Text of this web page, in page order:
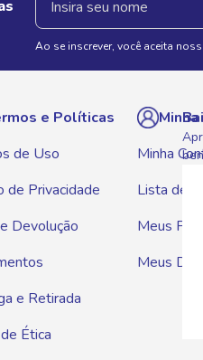
Ao se inscrever, você aceita
e Políticas
de Uso
de Privacidade
Devolução
e Retirada
Ética
Minha
Lista de
Meus
Meus